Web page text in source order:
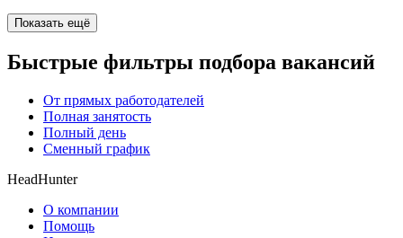
Показать ещё
Быстрые фильтры подбора вакансий
От прямых работодателей
Полная занятость
Полный день
Сменный график
HeadHunter
О компании
Помощь